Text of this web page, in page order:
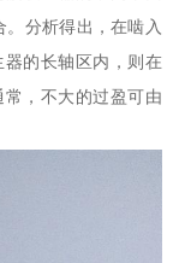
分析得出，在啮入
的长轴区内，则在
，不大的过盈可由